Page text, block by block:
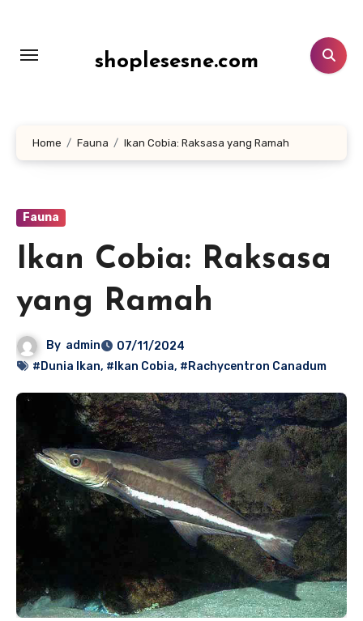
konten
shoplesesne.com
Home Fauna Ikan Cobia: Raksasa yang Ramah
Fauna
Ikan Cobia: Raksasa
yang Ramah
By admin
07/11/2024
#Dunia Ikan, #Ikan Cobia, #Rachycentron Canadum